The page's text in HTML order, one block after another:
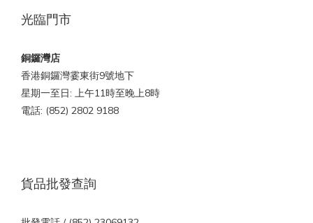
光臨門市
銅鑼灣店
香港銅鑼灣霎東街9號地下
星期一至日: 上午11時至晚上8時
電話: (852) 2802 9188
貨品批發查詢